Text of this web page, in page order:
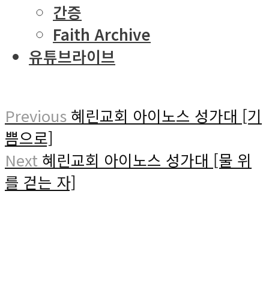
간증
Faith Archive
유튜브라이브
Previous 혜린교회 아이노스 성가대 [기
쁨으로]
Next 혜린교회 아이노스 성가대 [물 위
를 걷는 자]